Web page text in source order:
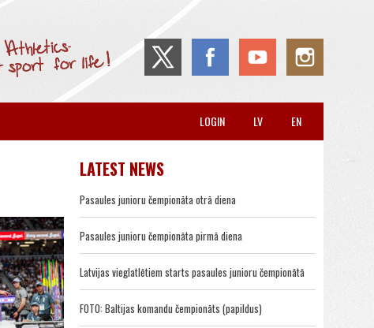
EN
LV
LOGIN
LATEST NEWS
Pasaules junioru čempionāta otrā diena
Pasaules junioru čempionāta pirmā diena
Latvijas vieglatlētiem starts pasaules junioru čempionātā
FOTO: Baltijas komandu čempionāts (papildus)